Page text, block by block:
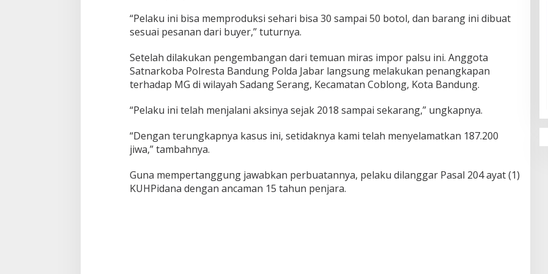
“Pelaku ini bisa memproduksi sehari bisa 30 sampai 50 botol, dan barang ini dibuat
sesuai pesanan dari buyer,” tuturnya.
Setelah dilakukan pengembangan dari temuan miras impor palsu ini. Anggota
Satnarkoba Polresta Bandung Polda Jabar langsung melakukan penangkapan
terhadap MG di wilayah Sadang Serang, Kecamatan Coblong, Kota Bandung.
“Pelaku ini telah menjalani aksinya sejak 2018 sampai sekarang,” ungkapnya.
“Dengan terungkapnya kasus ini, setidaknya kami telah menyelamatkan 187.200
jiwa,” tambahnya.
Guna mempertanggung jawabkan perbuatannya, pelaku dilanggar Pasal 204 ayat (1)
KUHPidana dengan ancaman 15 tahun penjara.
Penguatan Pendidikan Agama dan
Karakter Sekolah Nur Al Rahman
Bikin Sekolah di Malaysia Tertarik